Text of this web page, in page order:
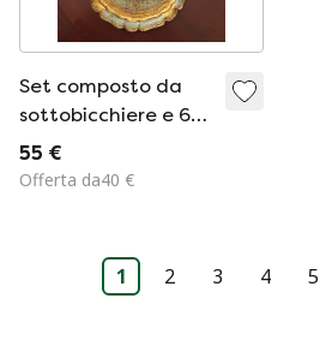
Set composto da
sottobicchiere e 6
bicchieri in stile
fiorentino.
55 €
Offerta da40 €
1 2 3 4 5